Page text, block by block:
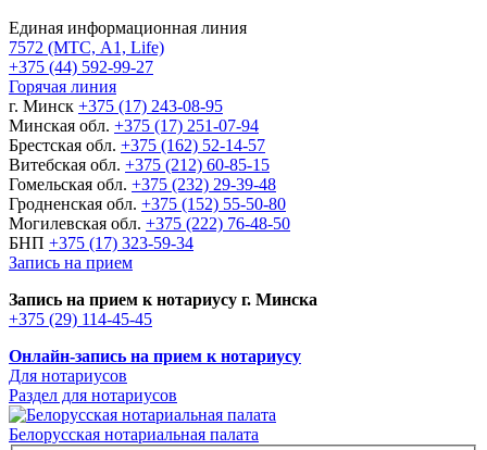
Единая информационная линия
7572 (МТС, A1, Life)
+375 (44) 592-99-27
Горячая линия
г. Минск +375 (17) 243-08-95
Минская обл. +375 (17) 251-07-94
Брестская обл. +375 (162) 52-14-57
Витебская обл. +375 (212) 60-85-15
Гомельская обл. +375 (232) 29-39-48
Гродненская обл. +375 (152) 55-50-80
Могилевская обл. +375 (222) 76-48-50
БНП +375 (17) 323-59-34
Запись на прием
Запись на прием к нотариусу г. Минска
+375 (29) 114-45-45
Онлайн-запись на прием к нотариусу
Для нотариусов
Раздел для нотариусов
Белорусская нотариальная палата